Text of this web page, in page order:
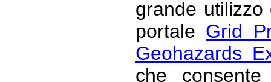
grande
portale Grid
Geohazards
che